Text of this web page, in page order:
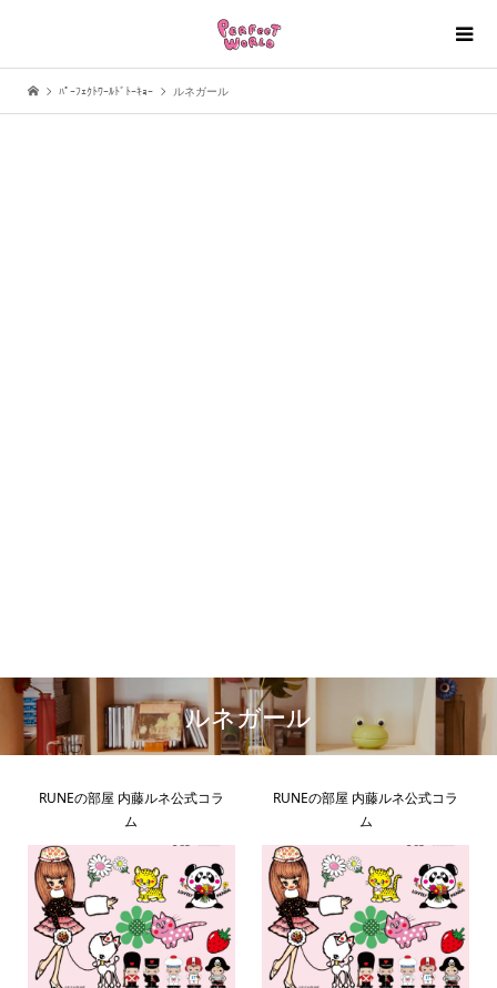
ﾊﾟｰﾌｪｸﾄﾜｰﾙﾄﾞﾄｰｷｮｰ ルネガール
ルネガール
RUNEの部屋 内藤ルネ公式コラ
ム
RUNEの部屋 内藤ルネ公式コラ
ム